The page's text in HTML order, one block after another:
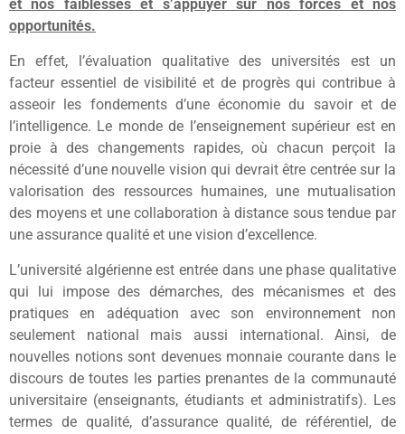
et nos faiblesses et s’appuyer sur nos forces et nos
opportunités.
En effet, l’évaluation qualitative des universités est un
facteur essentiel de visibilité et de progrès qui contribue à
asseoir les fondements d’une économie du savoir et de
l’intelligence. Le monde de l’enseignement supérieur est en
proie à des changements rapides, où chacun perçoit la
nécessité d’une nouvelle vision qui devrait être centrée sur la
valorisation des ressources humaines, une mutualisation
des moyens et une collaboration à distance sous tendue par
une assurance qualité et une vision d’excellence.
L’université algérienne est entrée dans une phase qualitative
qui lui impose des démarches, des mécanismes et des
pratiques en adéquation avec son environnement non
seulement national mais aussi international. Ainsi, de
nouvelles notions sont devenues monnaie courante dans le
discours de toutes les parties prenantes de la communauté
universitaire (enseignants, étudiants et administratifs). Les
termes de qualité, d’assurance qualité, de référentiel, de